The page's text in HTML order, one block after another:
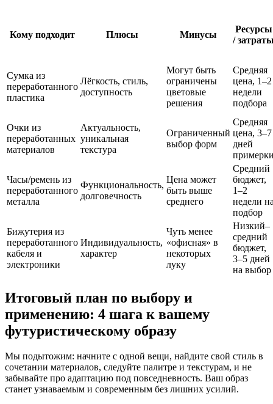
Кому подходит Плюсы Минусы
Ресурсы
/
Сумка из
переработанного
пластика
Лёгкость, стиль,
доступность
Могут быть
ограничены
цветовые
решения
Средняя
цена, 1–2
недели
подбора
Очки из
переработанных
материалов
Актуальность,
уникальная
текстура
Ограниченный
выбор форм
Средняя
цена, 3–7
дней
Часы/ремень из
переработанного
металла
Функциональность,
долговечность
Цена может
быть выше
среднего
Средний
бюджет,
1–2
недели
подбор
Бижутерия из
переработанного
кабеля и
электроники
Индивидуальность,
характер
Чуть менее
«офисная» в
некоторых
луку
Низкий–
средний
бюджет,
3–5 дней
на выбор
Итоговый план по выбору и
применению: 4 шага к вашему
футуристическому образу
Мы подытожим: начните с одной вещи, найдите свой стиль в
сочетании материалов, следуйте палитре и текстурам, и не
забывайте про адаптацию под повседневность. Ваш образ
станет узнаваемым и современным без лишних усилий.